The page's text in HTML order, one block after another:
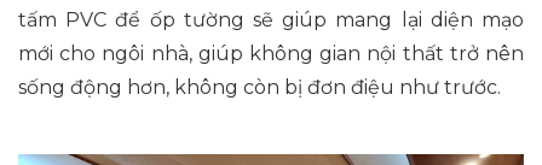
tấm PVC để ốp tường sẽ giúp mang lại diện mạo
mới cho ngôi nhà, giúp không gian nội thất trở nên
sống động hơn, không còn bị đơn điệu như trước.